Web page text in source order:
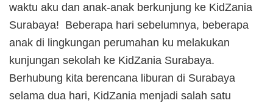
waktu aku dan anak-anak berkunjung ke KidZania
Surabaya! Beberapa hari sebelumnya, beberapa
anak di lingkungan perumahan ku melakukan
kunjungan sekolah ke KidZania Surabaya.
Berhubung kita berencana liburan di Surabaya
selama dua hari, KidZania menjadi salah satu